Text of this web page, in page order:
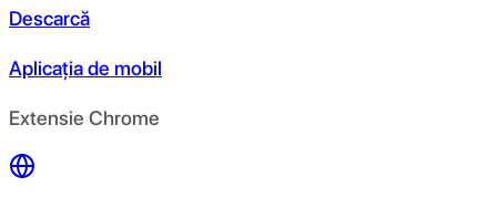
Descarcă
Aplicația de mobil
Extensie Chrome